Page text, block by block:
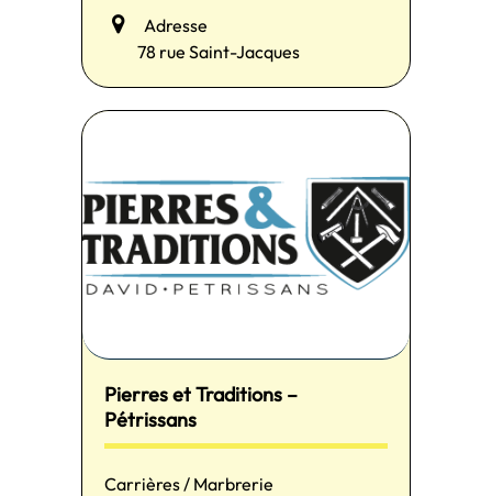
Adresse
78 rue Saint-Jacques
Pierres et Traditions –
Pétrissans
Carrières / Marbrerie